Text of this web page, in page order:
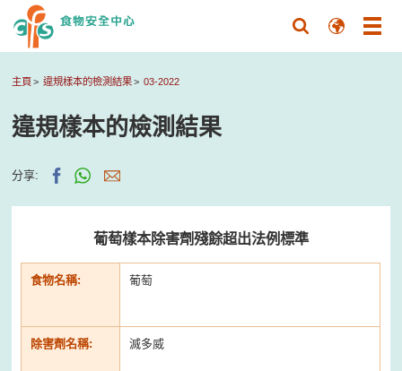
主頁 違規樣本的檢測結果 03-2022
違規樣本的檢測結果
分享:
葡萄樣本除害劑殘餘超出法例標準
食物名稱: 葡萄
除害劑名稱: 滅多威